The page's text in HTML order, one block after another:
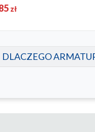
zł
DLACZEGO